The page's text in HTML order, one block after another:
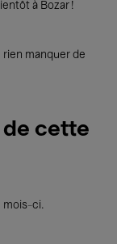
à Bozar !
manquer de
de cette
mois-ci.